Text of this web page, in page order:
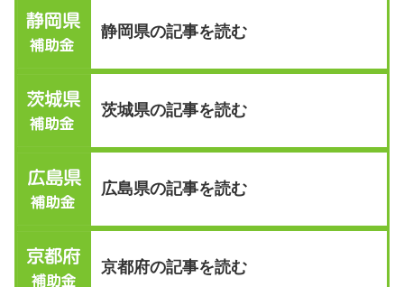
静岡県の記事を読む
茨城県の記事を読む
広島県の記事を読む
京都府の記事を読む